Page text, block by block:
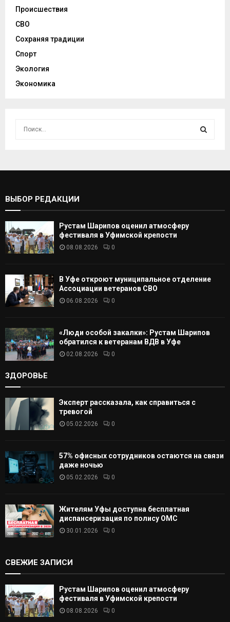
Происшествия
СВО
Сохраняя традиции
Спорт
Экология
Экономика
С
А
ВЫБОР РЕДАКЦИИ
Рустам Шарипов оценил атмосферу
фестиваля в Уфимской крепости
08.08.2026 0
В Уфе откроют муниципальное отделение
Ассоциации ветеранов СВО
06.08.2026 0
«Люди особой закалки»: Рустам Шарипов
обратился к ветеранам ВДВ в Уфе
02.08.2026 0
ЗДОРОВЬЕ
Эксперт рассказала, как справиться с
тревогой
05.02.2026 0
57% офисных сотрудников остаются на связи
даже ночью
05.02.2026 0
Жителям Уфы доступна бесплатная
диспансеризация по полису ОМС
30.01.2026 0
СВЕЖИЕ ЗАПИСИ
Рустам Шарипов оценил атмосферу
фестиваля в Уфимской крепости
08.08.2026 0